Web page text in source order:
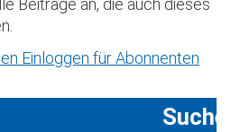
Einloggen für Abonnenten
Suche